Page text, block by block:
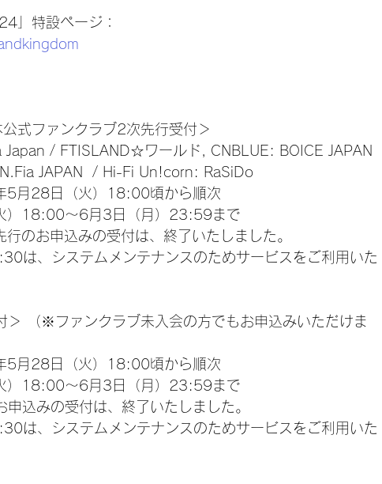
」特設ページ：
式ファンクラブ2次先行受付＞
/ FTISLAND☆ワールド, CNBLUE: BOICE JAPAN
JAPAN  / Hi-Fi Un!corn: RaSiDo
5月28日（火）18:00頃から順次
）18:00～6月3日（月）23:59まで
のお申込みの受付は、終了いたしました。
は、システムメンテナンスのためサービスをご利用いた
＞ （※ファンクラブ未入会の方でもお申込みいただけま
5月28日（火）18:00頃から順次
）18:00～6月3日（月）23:59まで
込みの受付は、終了いたしました。
は、システムメンテナンスのためサービスをご利用いた